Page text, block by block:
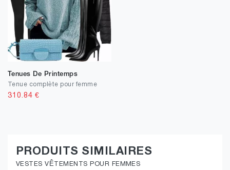
Tenues De Printemps
Tenue complète pour femme
310.84 €
PRODUITS SIMILAIRES
VESTES VÊTEMENTS POUR FEMMES